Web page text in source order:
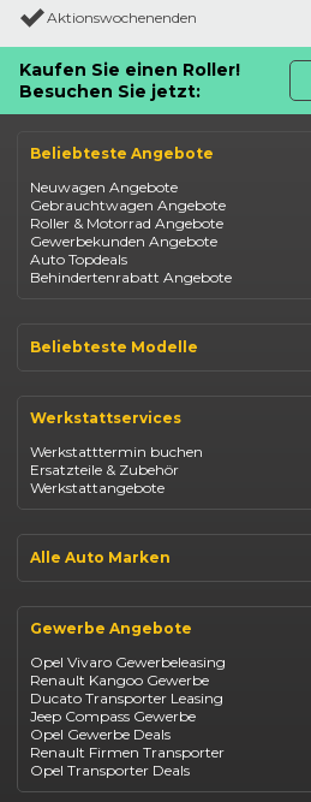
Aktionswochenenden
Kaufen Sie einen Roller!
Besuchen Sie jetzt:
Beliebteste Angebote
Neuwagen Angebote
Gebrauchtwagen Angebote
Roller & Motorrad Angebote
Gewerbekunden Angebote
Auto Topdeals
Behindertenrabatt Angebote
Beliebteste Modelle
Opel Corsa
Fiat 500
Dacia Duster
Dacia Sandero
Jeep Compass
Suzuki Vitara
Suzuki Swift
Mazda CX-30
Werkstattservices
Werkstatttermin buchen
Ersatzteile & Zubehör
Werkstattangebote
Alle Auto Marken
Opel
Fiat
Jeep
Suzuki
BYD
Kia
Mazda
Citroën
Abarth
Fiat Professional
Gewerbe Angebote
Opel Vivaro Gewerbeleasing
Renault Kangoo Gewerbe
Ducato Transporter Leasing
Jeep Compass Gewerbe
Opel Gewerbe Deals
Renault Firmen Transporter
Opel Transporter Deals